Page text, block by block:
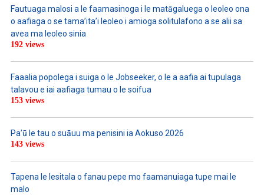
Fautuaga malosi a le faamasinoga i le matāgaluega o leoleo ona
o aafiaga o se tama’ita’i leoleo i amioga solitulafono a se alii sa
avea ma leoleo sinia
192 views
Faaalia popolega i suiga o le Jobseeker, o le a aafia ai tupulaga
talavou e iai aafiaga tumau o le soifua
153 views
Pa’ū le tau o suāuu ma penisini ia Aokuso 2026
143 views
Tapena le lesitala o fanau pepe mo faamanuiaga tupe mai le
malo